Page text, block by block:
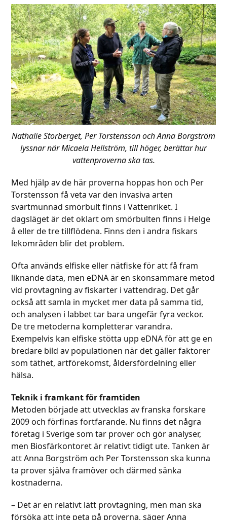
Nathalie Storberget, Per Torstensson och Anna Borgström
lyssnar när Micaela Hellström, till höger, berättar hur
vattenproverna ska tas.
Med hjälp av de här proverna hoppas hon och Per
Torstensson få veta var den invasiva arten
svartmunnad smörbult finns i Vattenriket. I
dagsläget är det oklart om smörbulten finns i Helge
å eller de tre tillflödena. Finns den i andra fiskars
lekområden blir det problem.
Ofta används elfiske eller nätfiske för att få fram
liknande data, men eDNA är en skonsammare metod
vid provtagning av fiskarter i vattendrag. Det går
också att samla in mycket mer data på samma tid,
och analysen i labbet tar bara ungefär fyra veckor.
De tre metoderna kompletterar varandra.
Exempelvis kan elfiske stötta upp eDNA för att ge en
bredare bild av populationen när det gäller faktorer
som täthet, artförekomst, åldersfördelning eller
hälsa.
Teknik i framkant för framtiden
Metoden började att utvecklas av franska forskare
2009 och förfinas fortfarande. Nu finns det några
företag i Sverige som tar prover och gör analyser,
men Biosfärkontoret är relativt tidigt ute. Tanken är
att Anna Borgström och Per Torstensson ska kunna
ta prover själva framöver och därmed sänka
kostnaderna.
– Det är en relativt lätt provtagning, men man ska
försöka att inte peta på proverna, säger Anna